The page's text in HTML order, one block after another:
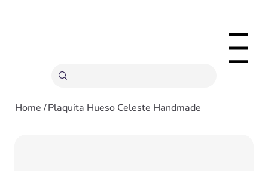
Menu
Home /Plaquita Hueso Celeste Handmade